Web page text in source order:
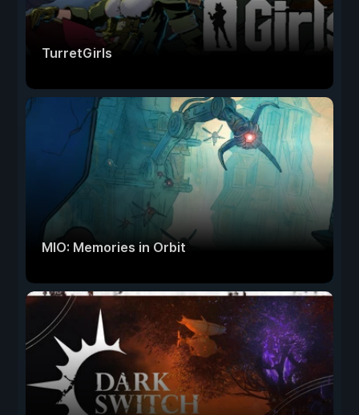
TurretGirls
MIO: Memories in Orbit